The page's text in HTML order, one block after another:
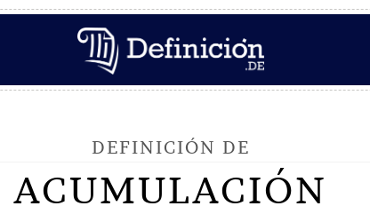
DEFINICIÓN DE
ACUMULACIÓN